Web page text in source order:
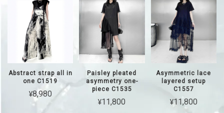
Abstract strap all in
one C1519
¥8,980
Paisley pleated
asymmetry one-
piece C1535
¥11,800
Asymmetric lace
layered setup
C1557
¥11,800